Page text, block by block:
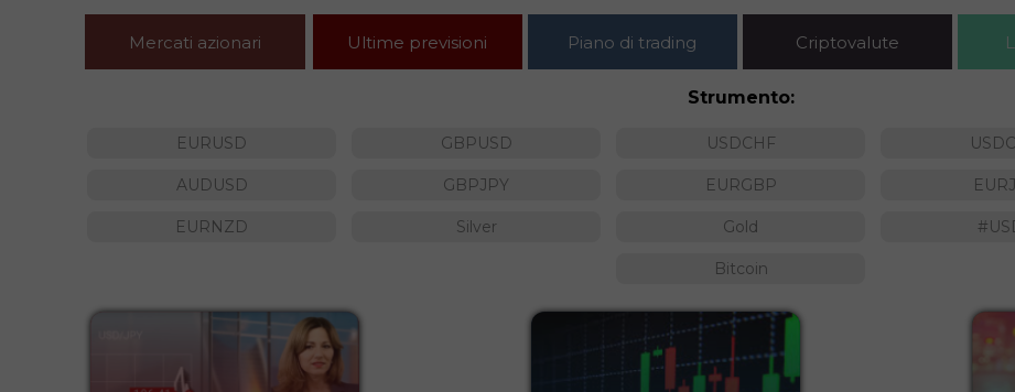
Mercati azionari Ultime previsioni Piano di trading Criptovalute
Strumento:
EURUSD GBPUSD USDCHF
AUDUSD GBPJPY EURGBP
EURNZD Silver Gold
Bitcoin